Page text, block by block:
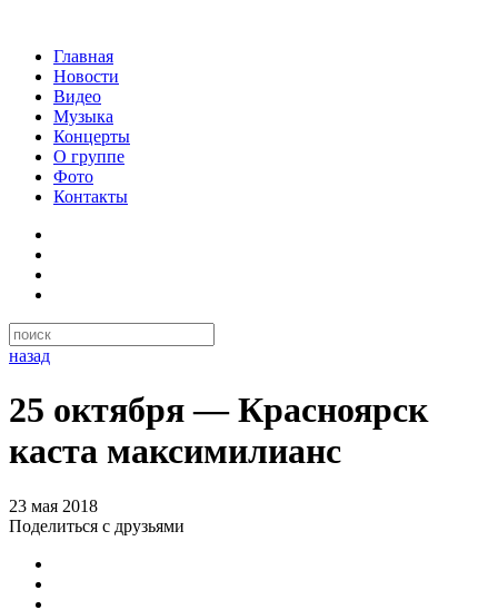
Главная
Новости
Видео
Музыка
Концерты
О группе
Фото
Контакты
назад
25 октября — Красноярск
каста максимилианс
23 мая 2018
Поделиться с друзьями